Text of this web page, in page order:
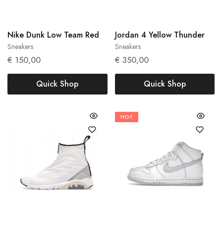
Sneakers
Nike Dunk Low Team Red
€ 150,00
48.5
Quick Shop
Sneakers
Jordan 4 Yellow Thunder
€ 350,00
40 47.5
Quick Shop
HOT